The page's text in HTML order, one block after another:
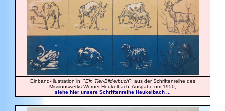
Einband-Illustration in "Ein Tier-Bilderbuch"; aus der Schriftenreihe des
Missionswerks Werner Heukelbach; Ausgabe um 1950;
siehe hier unsere Schriftenreihe Heukelbach ...